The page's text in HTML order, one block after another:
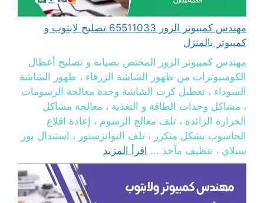
مهندس كمبيوتر الزور 65511033 تصليح لابتوب و
كمبيوتر بالمنزل
مهندس كمبيوتر الزور المختص بصيانة و تصليح أعطال
الكومبيوترات من ظهور الشاشة الزرقاء ، ظهور الشاشة
السوداء ، تعطيل كرت الشاشة وحدة معالجة الرسومات
، مشاكل وحدات الطاقة و التغذية ، معالجة مشاكل
الحرارة الزائدة ، تلف معالج الرسوم ، إعادة اقلاع
الحاسوب بشكل متكرر ، تلف التوانزستور ، استبدال بور
سبلاي ، تنظيف مآخذ ... اقرأ المزيد